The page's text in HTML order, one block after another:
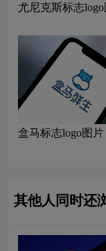
尤尼克斯标志
盒马标志logo图片
其他人同时还